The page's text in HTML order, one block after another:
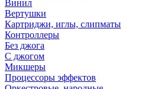
Винил
Вертушки
Картриджи, иглы, слипматы
Контроллеры
Без джога
С джогом
Микшеры
Процессоры эффектов